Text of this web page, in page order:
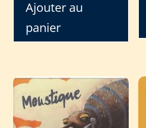
Ajouter au
panier